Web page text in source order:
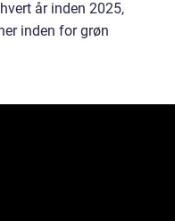
år inden 2025,
inden for grøn